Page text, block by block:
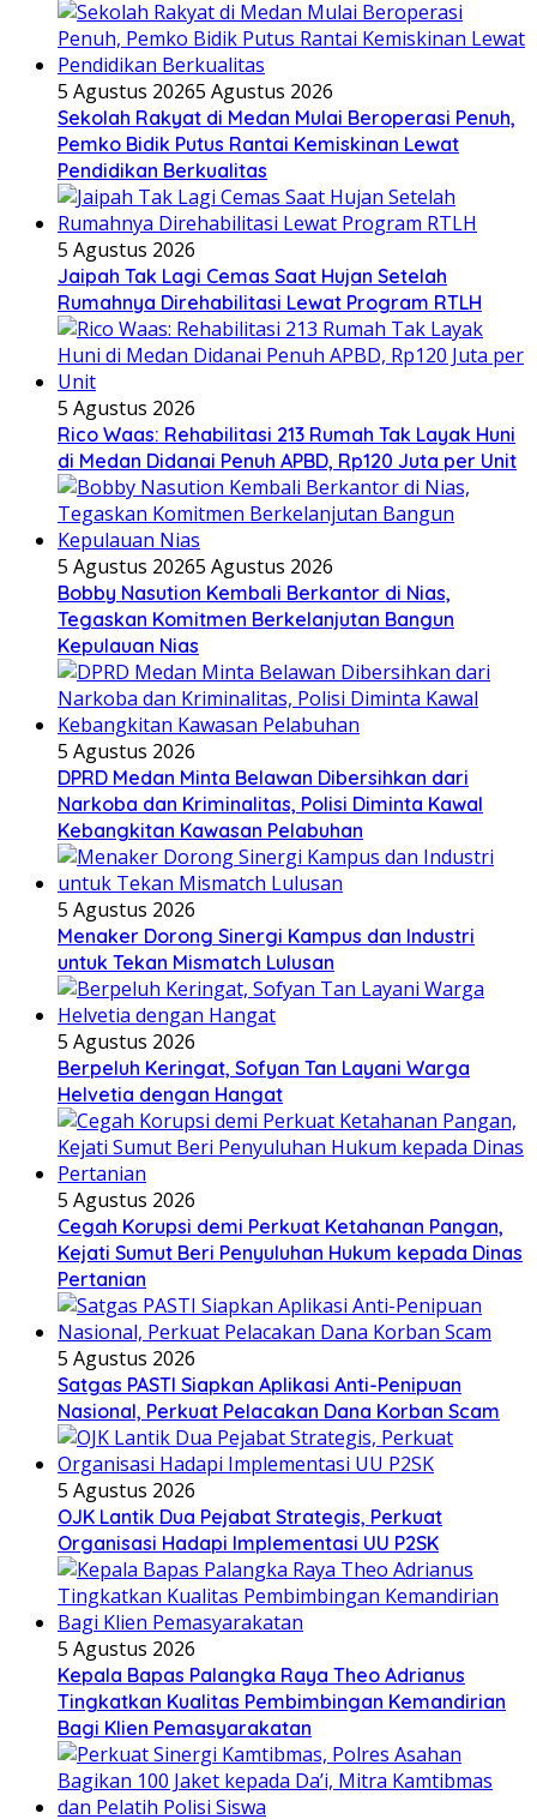
5 Agustus 20265 Agustus 2026
Sekolah Rakyat di Medan Mulai Beroperasi Penuh,
Pemko Bidik Putus Rantai Kemiskinan Lewat
Pendidikan Berkualitas
5 Agustus 2026
Jaipah Tak Lagi Cemas Saat Hujan Setelah
Rumahnya Direhabilitasi Lewat Program RTLH
5 Agustus 2026
Rico Waas: Rehabilitasi 213 Rumah Tak Layak Huni
di Medan Didanai Penuh APBD, Rp120 Juta per Unit
5 Agustus 20265 Agustus 2026
Bobby Nasution Kembali Berkantor di Nias,
Tegaskan Komitmen Berkelanjutan Bangun
Kepulauan Nias
5 Agustus 2026
DPRD Medan Minta Belawan Dibersihkan dari
Narkoba dan Kriminalitas, Polisi Diminta Kawal
Kebangkitan Kawasan Pelabuhan
5 Agustus 2026
Menaker Dorong Sinergi Kampus dan Industri
untuk Tekan Mismatch Lulusan
5 Agustus 2026
Berpeluh Keringat, Sofyan Tan Layani Warga
Helvetia dengan Hangat
5 Agustus 2026
Cegah Korupsi demi Perkuat Ketahanan Pangan,
Kejati Sumut Beri Penyuluhan Hukum kepada Dinas
Pertanian
5 Agustus 2026
Satgas PASTI Siapkan Aplikasi Anti-Penipuan
Nasional, Perkuat Pelacakan Dana Korban Scam
5 Agustus 2026
OJK Lantik Dua Pejabat Strategis, Perkuat
Organisasi Hadapi Implementasi UU P2SK
5 Agustus 2026
Kepala Bapas Palangka Raya Theo Adrianus
Tingkatkan Kualitas Pembimbingan Kemandirian
Bagi Klien Pemasyarakatan